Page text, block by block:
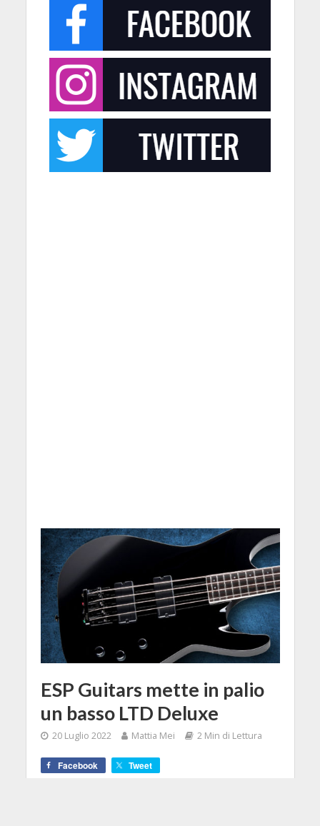
ESP Guitars mette in palio
un basso LTD Deluxe
20 Luglio 2022 Mattia Mei 2 Min di Lettura
Facebook Tweet